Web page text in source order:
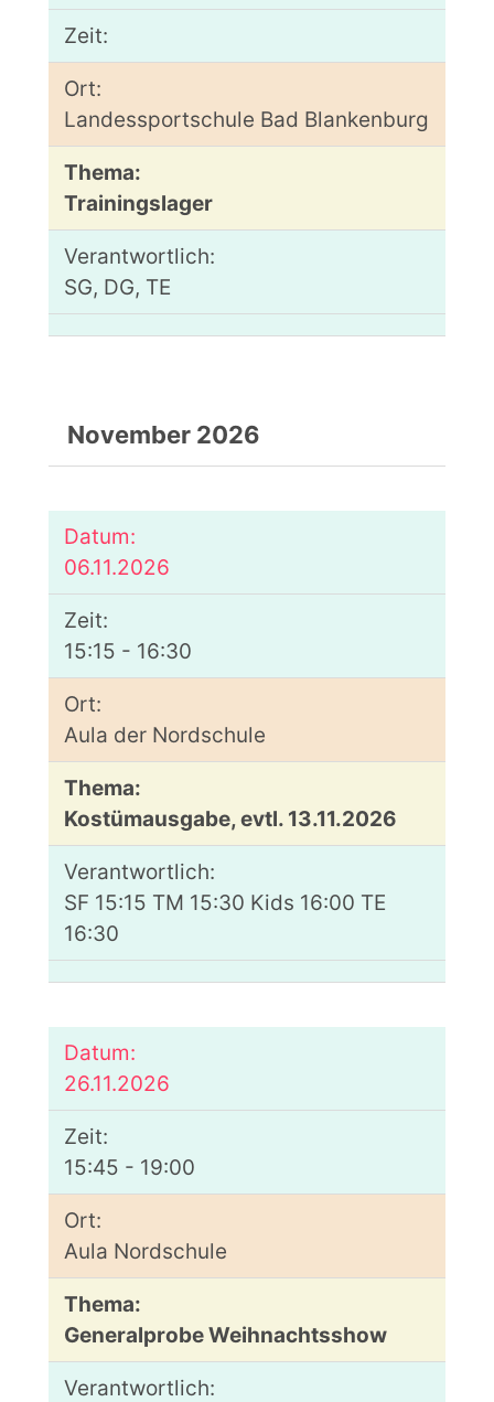
Landessportschule Bad Blankenburg
Trainingslager
SG, DG, TE
November 2026
06.11.2026
15:15 - 16:30
Aula der Nordschule
Kostümausgabe, evtl. 13.11.2026
SF 15:15 TM 15:30 Kids 16:00 TE
16:30
26.11.2026
15:45 - 19:00
Aula Nordschule
Generalprobe Weihnachtsshow